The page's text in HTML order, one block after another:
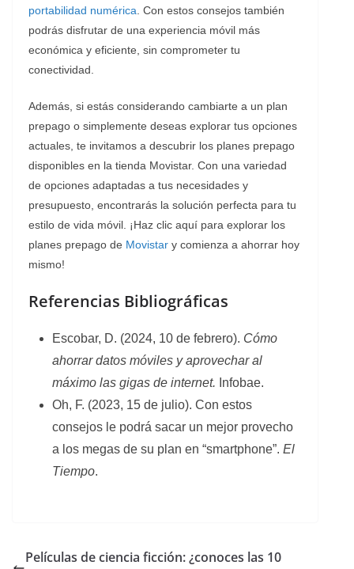
portabilidad numérica . Con estos consejos también
podrás disfrutar de una experiencia móvil más
económica y eficiente, sin comprometer tu
conectividad.
Además, si estás considerando cambiarte a un plan
prepago o simplemente deseas explorar tus opciones
actuales, te invitamos a descubrir los planes prepago
disponibles en la tienda Movistar. Con una variedad
de opciones adaptadas a tus necesidades y
presupuesto, encontrarás la solución perfecta para tu
estilo de vida móvil. ¡Haz clic aquí para explorar los
planes prepago de Movistar y comienza a ahorrar hoy
mismo!
Referencias Bibliográficas
Escobar, D. (2024, 10 de febrero). Cómo
ahorrar datos móviles y aprovechar al
máximo las gigas de internet. Infobae.
Oh, F. (2023, 15 de julio). Con estos
consejos le podrá sacar un mejor provecho
a los megas de su plan en “smartphone”. El
Tiempo.
Películas de ciencia ficción: ¿conoces las 10